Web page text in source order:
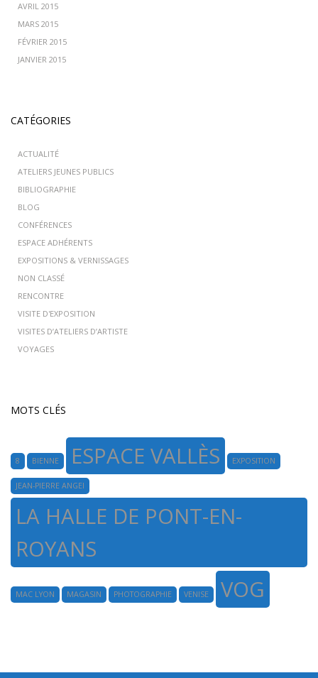
AVRIL 2015
MARS 2015
FÉVRIER 2015
JANVIER 2015
CATÉGORIES
ACTUALITÉ
ATELIERS JEUNES PUBLICS
BIBLIOGRAPHIE
BLOG
CONFÉRENCES
ESPACE ADHÉRENTS
EXPOSITIONS & VERNISSAGES
NON CLASSÉ
RENCONTRE
VISITE D'EXPOSITION
VISITES D’ATELIERS D’ARTISTE
VOYAGES
MOTS CLÉS
8 BIENNE ESPACE VALLÈS EXPOSITION
JEAN-PIERRE ANGEI
LA HALLE DE PONT-EN-
ROYANS
MAC LYON MAGASIN PHOTOGRAPHIE VENISE VOG